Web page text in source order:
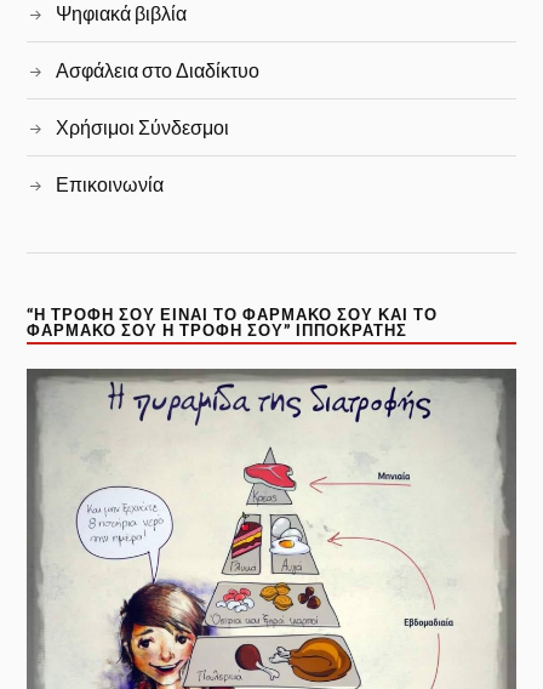
Ψηφιακά βιβλία
Ασφάλεια στο Διαδίκτυο
Χρήσιμοι Σύνδεσμοι
Επικοινωνία
“Η ΤΡΟΦΉ ΣΟΥ ΕΊΝΑΙ ΤΟ ΦΆΡΜΑΚΟ ΣΟΥ ΚΑΙ ΤΟ
ΦΆΡΜΑΚΟ ΣΟΥ Η ΤΡΟΦΉ ΣΟΥ” ΙΠΠΟΚΡΆΤΗΣ